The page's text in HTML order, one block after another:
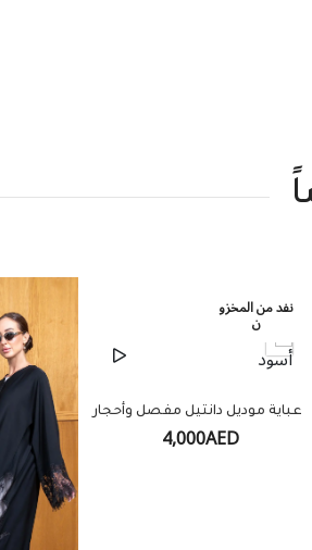
نفد من المخزو
ن
عباية موديل دانتيل مفصل وأحجار
4,000AED